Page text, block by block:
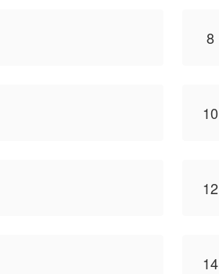
8
10
12
14